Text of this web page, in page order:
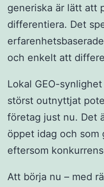
generiska är lätt att
differentiera. Det
och enkelt att
Lokal GEO-
störst outnyttjat
företag just nu. Det
öppet idag och som
eftersom
Att börja nu – med